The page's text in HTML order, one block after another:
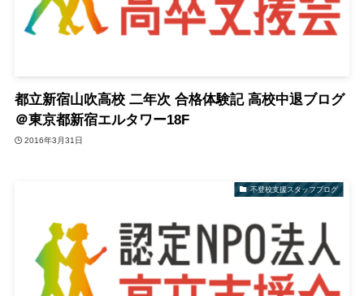
都立新宿山吹高校 二年次 合格体験記 高校中退ブログ
＠東京都新宿エルタワー18F
2016年3月31日
不登校支援スタッフブログ